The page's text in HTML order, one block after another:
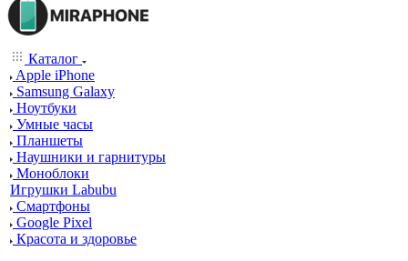
Каталог
Apple iPhone
Samsung Galaxy
Ноутбуки
Умные часы
Планшеты
Наушники и гарнитуры
Моноблоки
Игрушки Labubu
Смартфоны
Google Pixel
Красота и здоровье